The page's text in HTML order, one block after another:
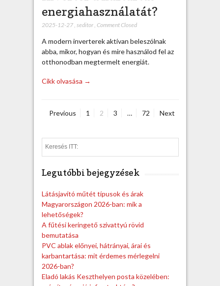
energiahasználatát?
2025-12-27, seditor, Comment Closed
A modern inverterek aktívan beleszólnak
abba, mikor, hogyan és mire használod fel az
otthonodban megtermelt energiát.
Cikk olvasása →
e
e
g
y
z
é
s
e
Previous
P1
P
2
P
3 …
P
72 Next
e
Legutóbbi bejegyzések
Látásjavító műtét típusok és árak
Magyarországon 2026-ban: mik a
lehetőségek?
A fűtési keringető szivattyú rövid
bemutatása
PVC ablak előnyei, hátrányai, árai és
karbantartása: mit érdemes mérlegelni
2026-ban?
Eladó lakás Keszthelyen posta közelében: